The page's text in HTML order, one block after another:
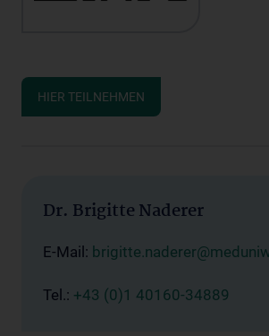
HIER TEILNEHMEN
Dr. Brigitte Naderer
E-Mail:
Tel.: +43 (0)1 40160-34889